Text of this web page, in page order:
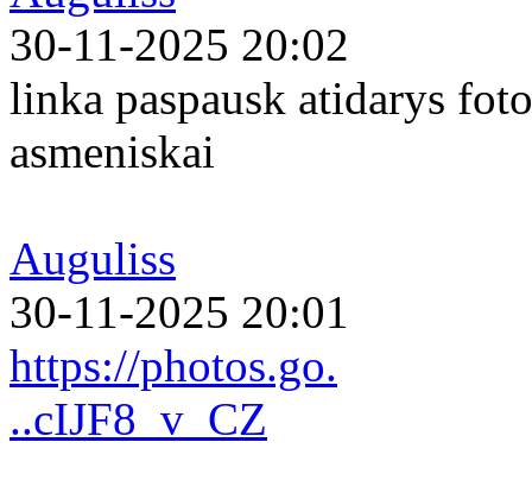
30-11-2025 20:02
linka paspausk atidarys
asmeniskai
Auguliss
30-11-2025 20:01
https://photos.go.
..cIJF8_v_CZ